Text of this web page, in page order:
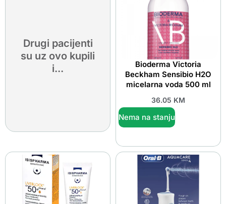
Drugi pacijenti
su uz ovo kupili
i...
Bioderma Victoria
Beckham Sensibio H2O
micelarna voda 500 ml
36.05 KM
Nema na stanju